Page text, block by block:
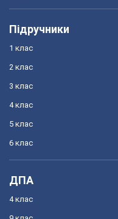
Підручники
1 клас
2 клас
3 клас
4 клас
5 клас
6 клас
ДПА
4 клас